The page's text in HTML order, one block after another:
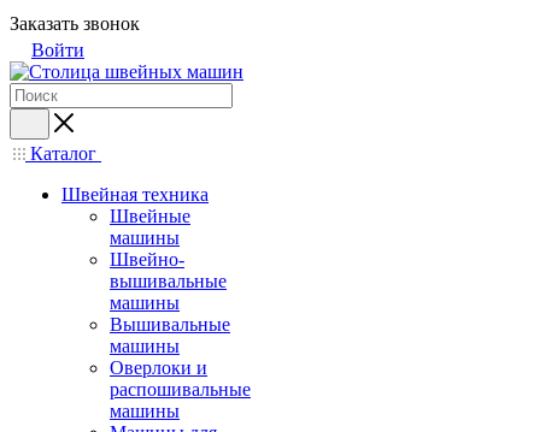
Заказать звонок
Войти
Каталог
Швейная техника
Швейные
машины
Швейно-
вышивальные
машины
Вышивальные
машины
Оверлоки и
распошивальные
машины